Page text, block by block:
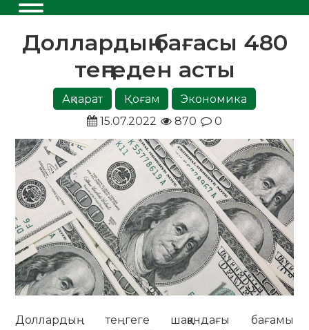
Доллардың бағасы 480
теңгеден асты
Ақпарат Қоғам
Экономика
15.07.2022
870 0
Доллардың теңгеге шаққандағы бағамы